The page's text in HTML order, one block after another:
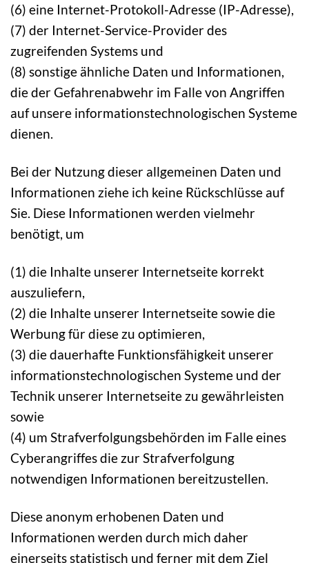
(6) eine Internet-Protokoll-Adresse (IP-Adresse),
(7) der Internet-Service-Provider des
zugreifenden Systems und
(8) sonstige ähnliche Daten und Informationen,
die der Gefahrenabwehr im Falle von Angriffen
auf unsere informationstechnologischen Systeme
dienen.
Bei der Nutzung dieser allgemeinen Daten und
Informationen ziehe ich keine Rückschlüsse auf
Sie. Diese Informationen werden vielmehr
benötigt, um
(1) die Inhalte unserer Internetseite korrekt
auszuliefern,
(2) die Inhalte unserer Internetseite sowie die
Werbung für diese zu optimieren,
(3) die dauerhafte Funktionsfähigkeit unserer
informationstechnologischen Systeme und der
Technik unserer Internetseite zu gewährleisten
sowie
(4) um Strafverfolgungsbehörden im Falle eines
Cyberangriffes die zur Strafverfolgung
notwendigen Informationen bereitzustellen.
Diese anonym erhobenen Daten und
Informationen werden durch mich daher
einerseits statistisch und ferner mit dem Ziel